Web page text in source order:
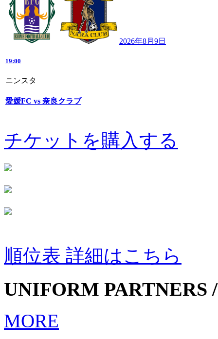
2026年8月9日
19:00
ニンスタ
愛媛FC vs 奈良クラブ
チケットを購入する
順位表 詳細はこちら
UNIFORM PARTNERS
MORE